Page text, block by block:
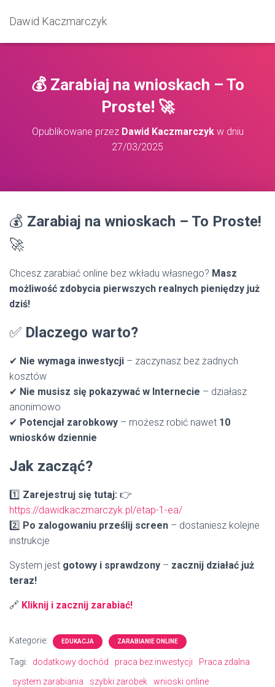
Dawid Kaczmarczyk
💰 Zarabiaj na wnioskach – To
Proste! 🚀
Opublikowane przez Dawid Kaczmarczykw dniu
27/03/2025
💰 Zarabiaj na wnioskach – To Proste!
🚀
Chcesz zarabiać online bez wkładu własnego? Masz
możliwość zdobycia pierwszych realnych pieniędzy już
dziś!
✅ Dlaczego warto?
✔ Nie wymaga inwestycji – zaczynasz bez żadnych
kosztów
✔ Nie musisz się pokazywać w Internecie – działasz
anonimowo
✔ Potencjał zarobkowy – możesz robić nawet 10
wniosków dziennie
Jak zacząć?
1️⃣ Zarejestruj się tutaj: 👉
https://dawidkaczmarczyk.pl/etap-1-ea/
2️⃣ Po zalogowaniu prześlij screen – dostaniesz kolejne
instrukcje
System jest gotowy i sprawdzony – zacznij działać już
teraz!
🔗 Kliknij i zacznij zarabiać!
Kategorie: EDUKACJA ZARABIANIE ONLINE
Tagi: dodatkowy dochód praca bez inwestycji
Praca zdalna
system zarabiania
szybki zarobek
wnioski online